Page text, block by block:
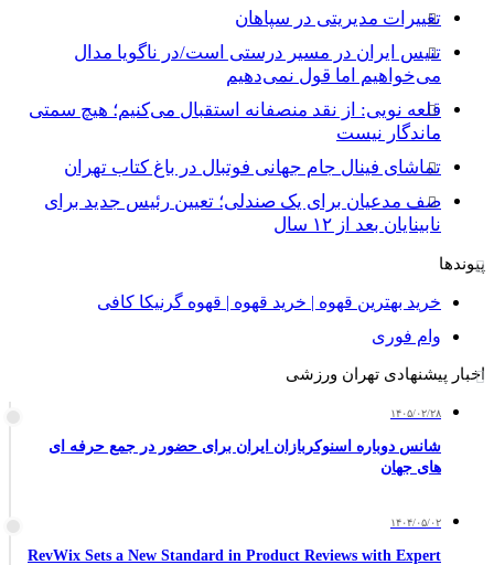
تغییرات مدیریتی در سپاهان
تنیس ایران در مسیر درستی است/در ناگویا مدال
می‌خواهیم اما قول نمی‌دهیم
قلعه نویی: از نقد منصفانه استقبال می‌کنیم؛ هیچ سمتی
ماندگار نیست
تماشای فینال جام جهانی فوتبال در باغ کتاب تهران
صف مدعیان برای یک صندلی؛ تعیین رئیس جدید برای
نابینایان بعد از ۱۲ سال
پیوندها
خرید بهترین قهوه | خرید قهوه | قهوه گرنیکا کافی
وام فوری
اخبار پیشنهادی تهران ورزشی
۱۴۰۵/۰۲/۲۸
شانس دوباره اسنوکربازان ایران برای حضور در جمع حرفه ای
های جهان
۱۴۰۴/۰۵/۰۲
RevWix Sets a New Standard in Product Reviews with Expert